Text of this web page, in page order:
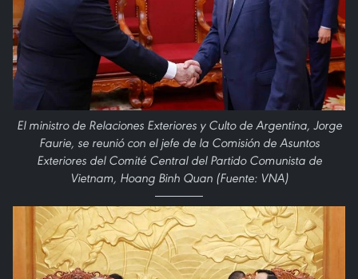
El ministro de Relaciones Exteriores y Culto de Argentina, Jorge
Faurie, se reunió con el jefe de la Comisión de Asuntos
Exteriores del Comité Central del Partido Comunista de
Vietnam, Hoang Binh Quan (Fuente: VNA)